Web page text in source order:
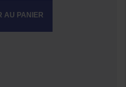
AU PANIER